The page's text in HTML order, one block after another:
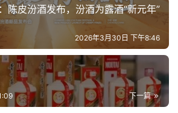
陈皮汾酒发布，汾酒为露酒“新元年”
2026年3月30日 下午8:46
下一篇